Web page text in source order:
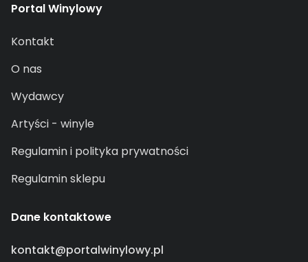
Portal Winylowy
Kontakt
O nas
Wydawcy
Artyści - winyle
Regulamin i polityka prywatności
Regulamin sklepu
Dane kontaktowe
kontakt@portalwinylowy.pl